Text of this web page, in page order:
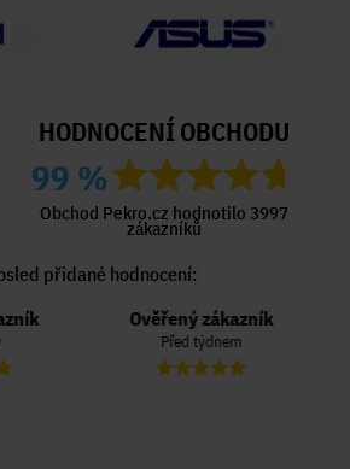
HODNOCENÍ OBCHODU
99 %
Obchod Pekro.cz hodnotilo 3997
zákazníků
přidané hodnocení:
Ověřený zákazník
Před týdnem